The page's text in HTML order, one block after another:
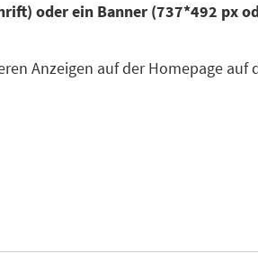
oder ein Banner (737*492 px
Anzeigen auf der Homepage auf